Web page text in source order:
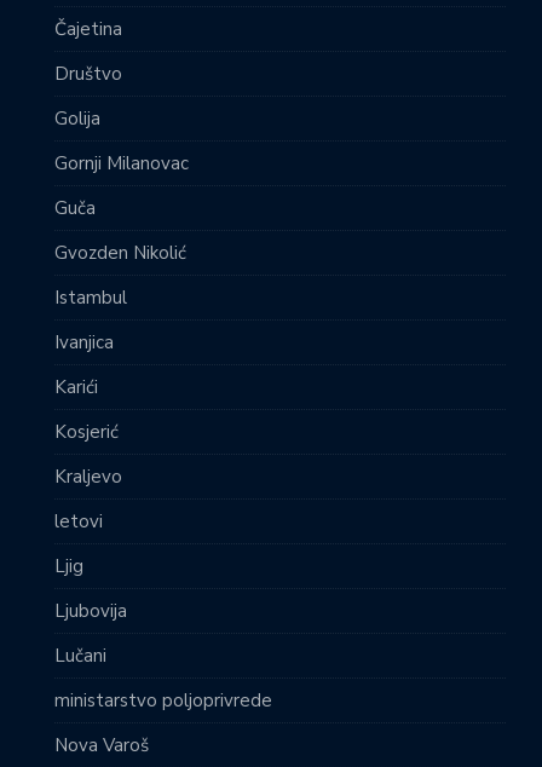
Čajetina
Društvo
Golija
Gornji Milanovac
Guča
Gvozden Nikolić
Istambul
Ivanjica
Karići
Kosjerić
Kraljevo
letovi
Ljig
Ljubovija
Lučani
ministarstvo poljoprivrede
Nova Varoš